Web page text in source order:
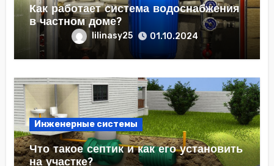
Как работает система водоснабжения
в частном доме?
lilinasy25 01.10.2024
Инженерные системы
Что такое септик и как его установить
на участке?